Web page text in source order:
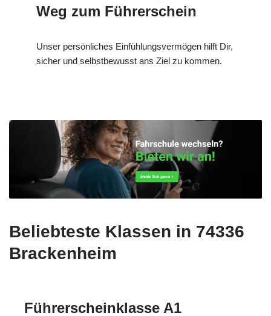
Weg zum Führerschein
Unser persönliches Einfühlungsvermögen hilft Dir,
sicher und selbstbewusst ans Ziel zu kommen.
Beliebteste Klassen in 74336
Brackenheim
Führerscheinklasse A1